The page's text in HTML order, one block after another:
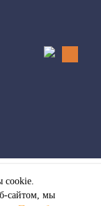
сookie.
сайтом, мы